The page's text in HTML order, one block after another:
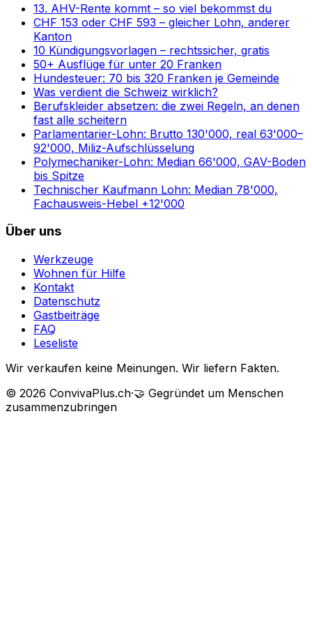
13. AHV-Rente kommt – so viel bekommst du
CHF 153 oder CHF 593 – gleicher Lohn, anderer
Kanton
10 Kündigungsvorlagen – rechtssicher, gratis
50+ Ausflüge für unter 20 Franken
Hundesteuer: 70 bis 320 Franken je Gemeinde
Was verdient die Schweiz wirklich?
Berufskleider absetzen: die zwei Regeln, an denen
fast alle scheitern
Parlamentarier-Lohn: Brutto 130'000, real 63'000–
92'000, Miliz-Aufschlüsselung
Polymechaniker-Lohn: Median 66'000, GAV-Boden
bis Spitze
Technischer Kaufmann Lohn: Median 78'000,
Fachausweis-Hebel +12'000
Über uns
Werkzeuge
Wohnen für Hilfe
Kontakt
Datenschutz
Gastbeiträge
FAQ
Leseliste
Wir verkaufen keine Meinungen. Wir liefern Fakten.
© 2026 ConvivaPlus.ch·🤝 Gegründet um Menschen
zusammenzubringen